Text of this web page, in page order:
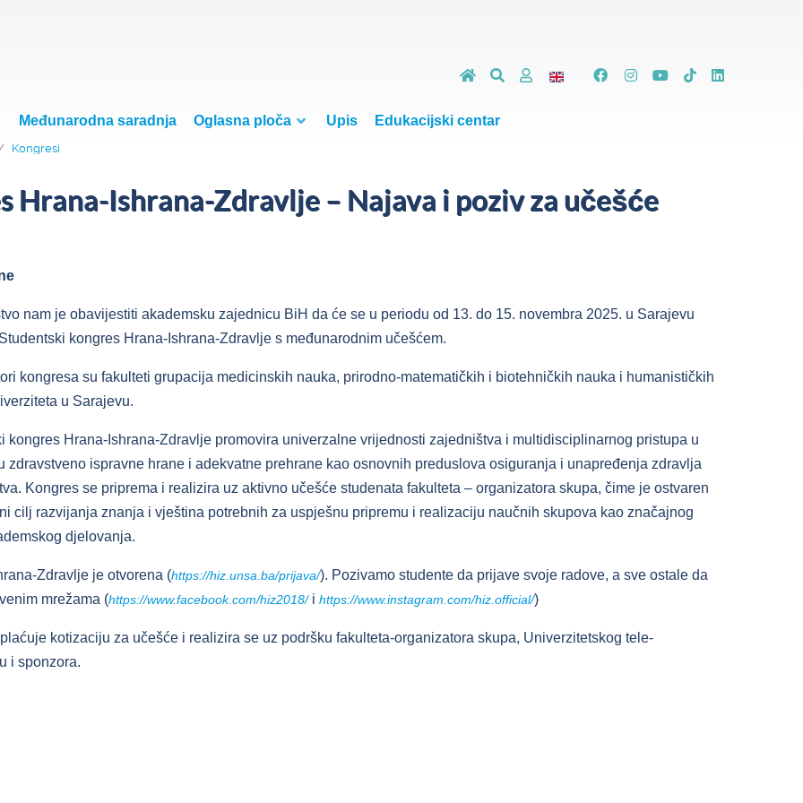
Međunarodna saradnja Oglasna ploča Upis Edukacijski centar
Kongresi
Hrana-Ishrana-Zdravlje – Najava i poziv za učešće
nam je obavijestiti akademsku zajednicu BiH da će se u periodu od 13. do 15. novembra 2025. u Sarajevu
kongres Hrana-Ishrana-Zdravlje s međunarodnim učešćem.
kongresa su fakulteti grupacija medicinskih nauka, prirodno-matematičkih i biotehničkih nauka i humanističkih
u Sarajevu.
kongres Hrana-Ishrana-Zdravlje promovira univerzalne vrijednosti zajedništva i multidisciplinarnog pristupa u
zdravstveno ispravne hrane i adekvatne prehrane kao osnovnih preduslova osiguranja i unapređenja zdravlja
Kongres se priprema i realizira uz aktivno učešće studenata fakulteta – organizatora skupa, čime je ostvaren
cilj razvijanja znanja i vještina potrebnih za uspješnu pripremu i realizaciju naučnih skupova kao značajnog
djelovanja.
Zdravlje je otvorena (https://hiz.unsa.ba/prijava/). Pozivamo studente da prijave svoje radove, a sve ostale da
mrežama (https://www.facebook.com/hiz2018/i https://www.instagram.com/hiz.official/)
kotizaciju za učešće i realizira se uz podršku fakulteta-organizatora skupa, Univerzitetskog tele-
i sponzora.